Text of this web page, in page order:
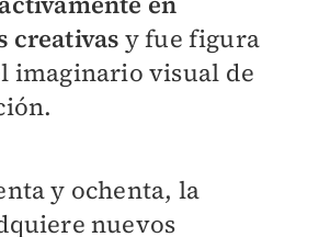
creativas y fue figura
imaginario visual de
y ochenta, la
nuevos